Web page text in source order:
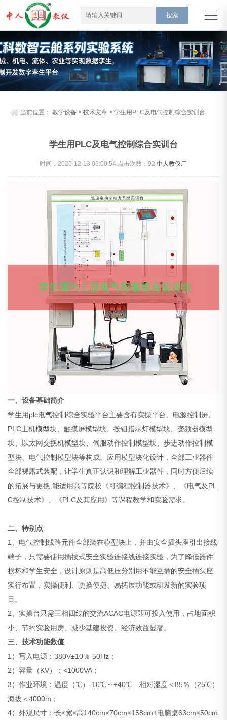
当前位置：教学设备 >技术文章 > 学生用PLC及电气控制综合实训台
学生用PLC及电气控制综合实训台
时间：2025-12-13 06:00:54 点击次数：92中人教仪厂
一、设备基础简介
学生用plc电气控制综合实验平台主要含有实操平台、电源控制屏、
PLC主机模型块、触摸屏模型块、按钮指示灯模型块、变频器模型
块、以太网交换机模型块、伺服动作控制模型块、步进动作控制模
型块、电气控制模型块等构成。应用模型块化设计，全部工业器件
全部裸露式装配，让学生真正认识和理解工业器件，同时方便后续
的拓展与更换,能适用高等院校《可编程控制器技术》、《电气及PL
C控制技术》、《PLC及其应用》等课程教学和实验需求。
二、特别点
1、电气控制线路元件全部装在模型块上，并由安全插头座引出接线
端子，只需要使用插拔式安全实验连接线连接实验，为了降低器件
损坏和学生安全，设计原则是高低压分别用不能互插的安全插头座
实行布置，实操便利、更换便捷、易拓展功能或研发新的实验项
目。
2、实操台只需三相四线的交流ACAC电源即可投入使用，占地面积
小、节约实验用房、减少基建投资、经济效益显著。
三、技术功能数值
1）写入电源：380V±10％ 50Hz；
2）容量（KV）：<1000VA；
3）作业环境：温度（℃）-10℃～+40℃ 相对湿度＜85％（25℃）
海拔＜4000m；
4）外观尺寸：长×宽×高140cm×70cm×158cm+电脑桌63cm×50cm